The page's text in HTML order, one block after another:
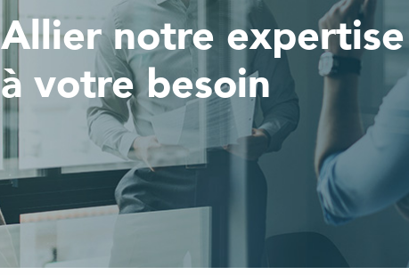
Allier notre expertise
à votre besoin